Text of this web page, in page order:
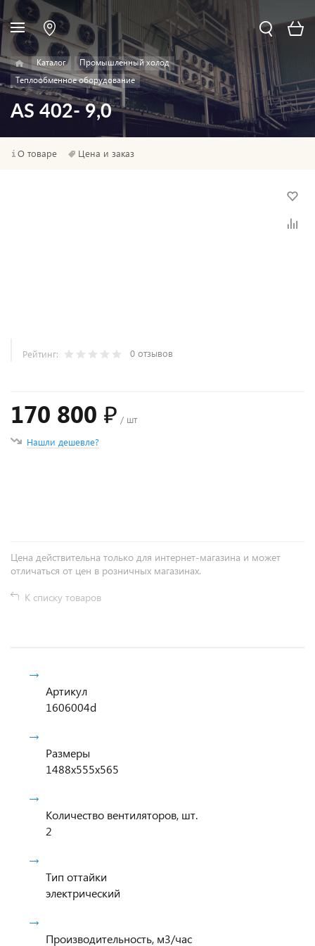
Каталог
Промышленный холод
Теплообменное оборудование
AS 402- 9,0
О товаре Цена и заказ
Рейтинг: 0 отзывов
170 800 ₽ / шт
Нашли дешевле?
Цена действительна только для интернет-магазина и может
отличаться от цен в розничных магазинах.
К списку товаров
Артикул
1606004d
Размеры
1488x555x565
Количество вентиляторов, шт.
2
Тип оттайки
электрический
Производительность, м3/час